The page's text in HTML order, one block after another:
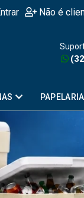
Não é
PAPELARIA